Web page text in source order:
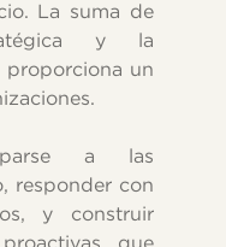
La suma de
y la
proporciona un
a las
responder con
y construir